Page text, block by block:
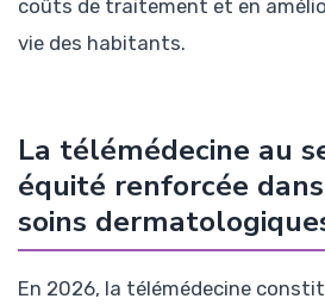
coûts de traitement et en
vie des habitants.
La télémédecine au
équité renforcée dans
soins
En 2026, la télémédecine